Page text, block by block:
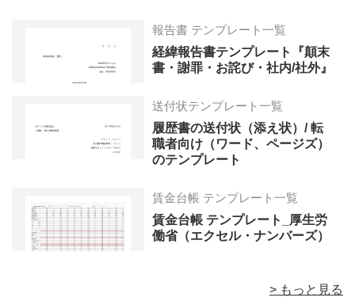
報告書 テンプレート一覧
経緯報告書テンプレート『顛末
書・謝罪・お詫び・社内/社外』
送付状テンプレート一覧
履歴書の送付状（添え状）/ 転
職者向け（ワード、ページズ）
のテンプレート
賃金台帳 テンプレート一覧
賃金台帳 テンプレート_厚生労
働省（エクセル・ナンバーズ）
> もっと見る